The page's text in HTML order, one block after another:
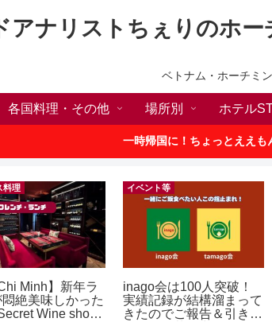
アナリストちぇりのホ
ベトナム・ホーチミ
各国料理・その他 場所別 ホテル
一時帰国に！ちょっとええも
料理
Minh】新年ラ
悶絶美味しかった
Wine shop
イベント等
inago会は100人突破！
実績記録が結構溜まって
きたのでご報告＆引き続